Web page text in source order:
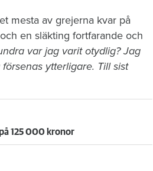
mesta av grejerna kvar på
en släkting fortfarande och
var jag varit otydlig? Jag
ytterligare. Till sist
125 000 kronor